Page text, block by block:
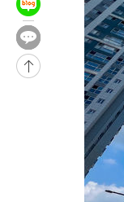
-29225초 전 >
[속보]與
-29032초 전 >
[속보]與
45.71%
-28934초 전 >
[속보]與
46.35%
-28731초 전 >
[속보]與
"일본축
[속보]장
"얼마나
손흥민,
'2경기 연